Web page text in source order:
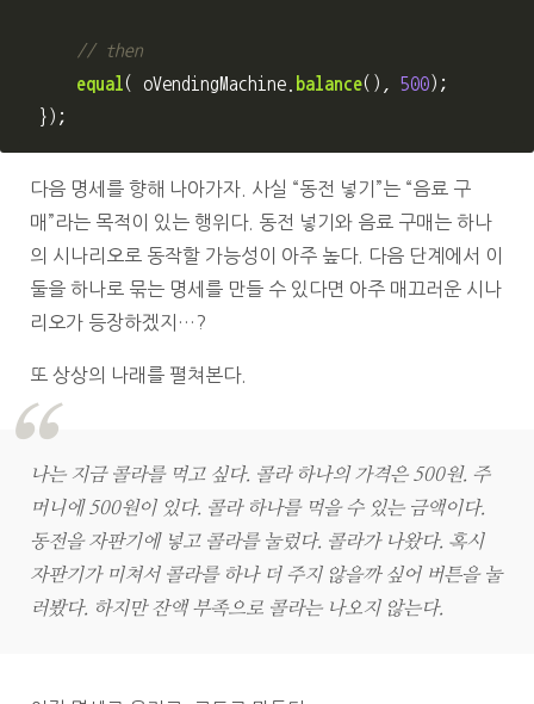
// then
equal( oVendingMachine balance(), 500);
});
다음 명세를 향해 나아가자. 사실 “동전 넣기”는 “음료 구
매”라는 목적이 있는 행위다. 동전 넣기와 음료 구매는 하나
의 시나리오로 동작할 가능성이 아주 높다. 다음 단계에서 이
둘을 하나로 묶는 명세를 만들 수 있다면 아주 매끄러운 시나
리오가 등장하겠지…?
또 상상의 나래를 펼쳐본다.
나는 지금 콜라를 먹고 싶다. 콜라 하나의 가격은 500원. 주
머니에 500원이 있다. 콜라 하나를 먹을 수 있는 금액이다.
동전을 자판기에 넣고 콜라를 눌렀다. 콜라가 나왔다. 혹시
자판기가 미쳐서 콜라를 하나 더 주지 않을까 싶어 버튼을 눌
러봤다. 하지만 잔액 부족으로 콜라는 나오지 않는다.